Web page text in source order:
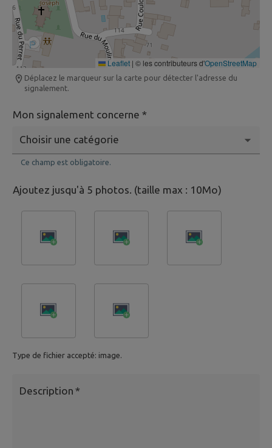
Leaflet | © les contributeurs d'OpenStreetMap
Déplacez le marqueur sur la carte pour détecter l'adresse du
signalement.
Mon signalement concerne *
Ce champ est obligatoire.
Ajoutez jusqu'à 5 photos. (taille max : 10Mo)
Type de fichier accepté: image.
Description *